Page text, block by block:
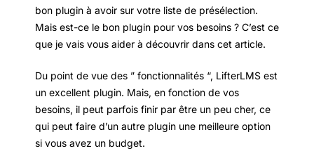
bon plugin à avoir sur votre liste de présélection.
Mais est-ce le bon plugin pour vos besoins ? C’est ce
que je vais vous aider à découvrir dans cet article.
Du point de vue des ” fonctionnalités “, LifterLMS est
un excellent plugin. Mais, en fonction de vos
besoins, il peut parfois finir par être un peu cher, ce
qui peut faire d’un autre plugin une meilleure option
si vous avez un budget.